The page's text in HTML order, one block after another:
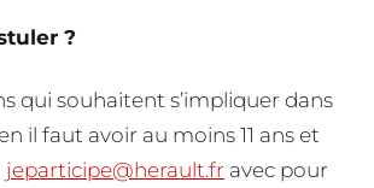
?
qui souhaitent s’impliquer dans
il faut avoir au moins 11 ans et
jeparticipe@herault.fr avec pour